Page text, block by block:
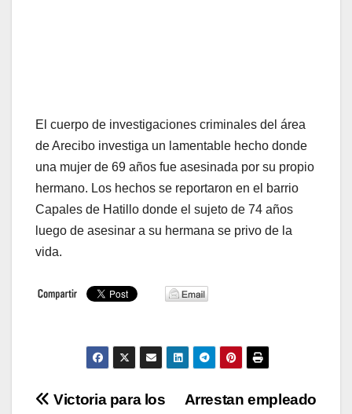
El cuerpo de investigaciones criminales del área
de Arecibo investiga un lamentable hecho donde
una mujer de 69 años fue asesinada por su propio
hermano. Los hechos se reportaron en el barrio
Capales de Hatillo donde el sujeto de 74 años
luego de asesinar a su hermana se privo de la
vida.
Navegación
Arrestan empleado
Victoria para los